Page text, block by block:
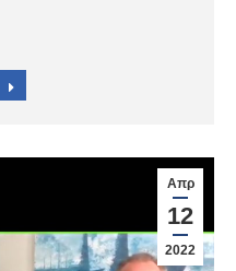
Απρ
12
2022